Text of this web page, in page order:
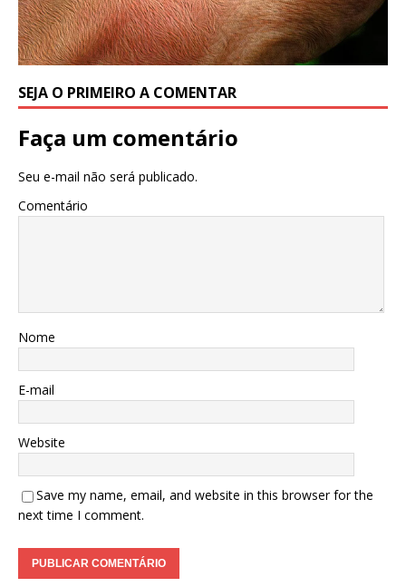
SEJA O PRIMEIRO A COMENTAR
Faça um comentário
Seu e-mail não será publicado.
Comentário
Nome
E-mail
Website
Save my name, email, and website in this browser for the
next time I comment.